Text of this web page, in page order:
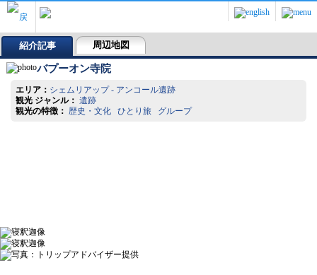
紹介記事 周辺地図
バプーオン寺院
エリア： シェムリアップ - アンコール遺跡
観光 ジャンル： 遺跡
観光の特徴： 歴史・文化 ひとり旅 グループ